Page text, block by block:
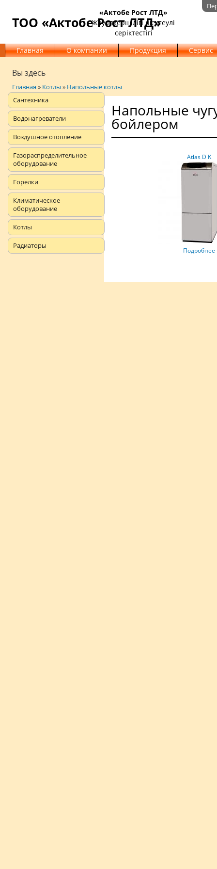
ТОО «Актобе Рост ЛТД»
«Актобе Рост ЛТД»
Жауапкершілігі шектеулі
серіктестігі
Главная
О компании Продукция Сервис
Вы здесь
Главная» Котлы » Напольные котлы
Сантехника
Водонагреватели
Воздушное отопление
Газораспределительное
оборудование
Горелки
Климатическое
оборудование
Котлы
Радиаторы
Напольные
бойлером
Atlas D K
Подробнее